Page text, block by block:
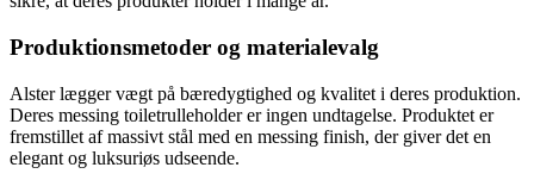
Produktionsmetoder og materialevalg
Alster lægger vægt på bæredygtighed og kvalitet i deres produktion.
Deres messing toiletrulleholder er ingen undtagelse. Produktet er
fremstillet af massivt stål med en messing finish, der giver det en
elegant og luksuriøs udseende.